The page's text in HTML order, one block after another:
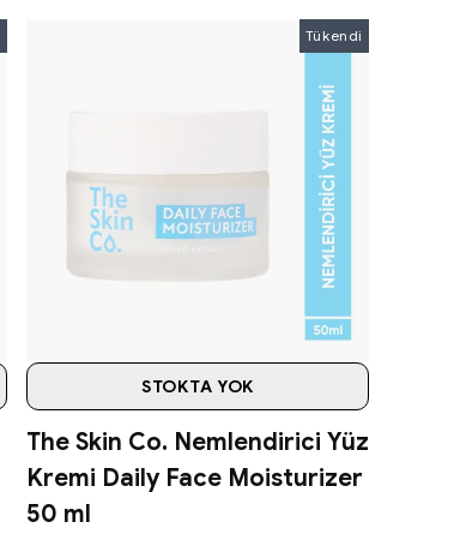
Tükendi
STOKTA YOK
The Skin Co. Nemlendirici Yüz
Kremi Daily Face Moisturizer
50 ml